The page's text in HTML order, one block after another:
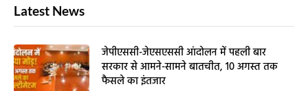
Latest News
जेपीएससी-जेएसएससी आंदोलन में पहली बार
सरकार से आमने-सामने बातचीत, 10 अगस्त तक
फैसले का इंतजार